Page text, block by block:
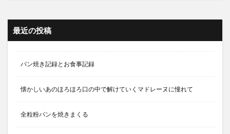
最近の投稿
パン焼き記録とお食事記録
懐かしいあのほろほろ口の中で解けていくマドレーヌに憧れて
全粒粉パンを焼きまくる